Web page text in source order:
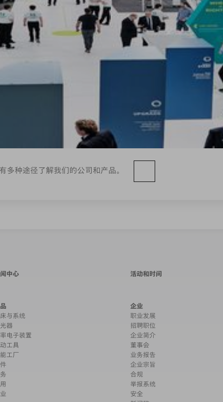
多种途径了解我们的公司和产品。
中心 活动和时间
与系统
器
电子装置
工具
工厂
企业
职业发展
招聘职位
企业简介
董事会
业务报告
企业宗旨
合规
举报系统
安全